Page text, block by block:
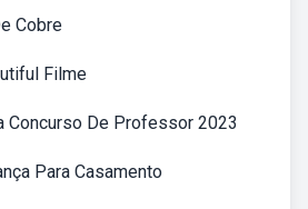
Cobre
Filme
Concurso De Professor 2023
Para Casamento